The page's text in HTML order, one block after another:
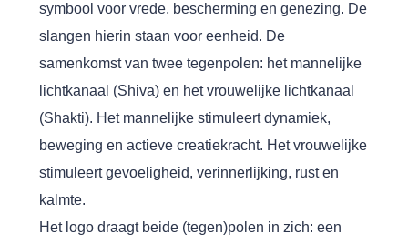
symbool voor vrede, bescherming en genezing. De
slangen hierin staan voor eenheid. De
samenkomst van twee tegenpolen: het mannelijke
lichtkanaal (Shiva) en het vrouwelijke lichtkanaal
(Shakti). Het mannelijke stimuleert dynamiek,
beweging en actieve creatiekracht. Het vrouwelijke
stimuleert gevoeligheid, verinnerlijking, rust en
kalmte.
Het logo draagt beide (tegen)polen in zich: een